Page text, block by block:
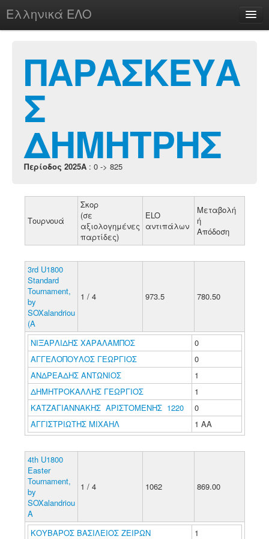
Ελληνικά ΕΛΟ
chesstu.be @ discord
Login
ΠΑΡΑΣΚΕΥΑ
Σ
ΔΗΜΗΤΡΗΣ
Περίοδος 2025A : 0 -> 825
Τουρνουά
Σκορ
(σε
αξιολογημένες
παρτίδες)
ELO
αντιπάλων
Μεταβολή
ή
Απόδοση
3rd U1800
Standard
Tournament,
by
SOXalandriou
(A
1 / 4 973.5 780.50
ΝΙΞΑΡΛΙΔΗΣ ΧΑΡΑΛΑΜΠΟΣ
0
ΑΓΓΕΛΟΠΟΥΛΟΣ ΓΕΩΡΓΙΟΣ
0
ΑΝΔΡΕΑΔΗΣ ΑΝΤΩΝΙΟΣ
1
ΔΗΜΗΤΡΟΚΑΛΛΗΣ ΓΕΩΡΓΙΟΣ
1
ΚΑΤΖΑΓΙΑΝΝΑΚΗΣ ΑΡΙΣΤΟΜΕΝΗΣ 1220
0
ΑΓΓΙΣΤΡΙΩΤΗΣ ΜΙΧΑΗΛ
1 ΑΑ
4th U1800
Easter
Tournament,
by
SOXalandriou
A
1 / 4 1062 869.00
ΚΟΥΒΑΡΟΣ ΒΑΣΙΛΕΙΟΣ ΖΕΙΡΩΝ 1